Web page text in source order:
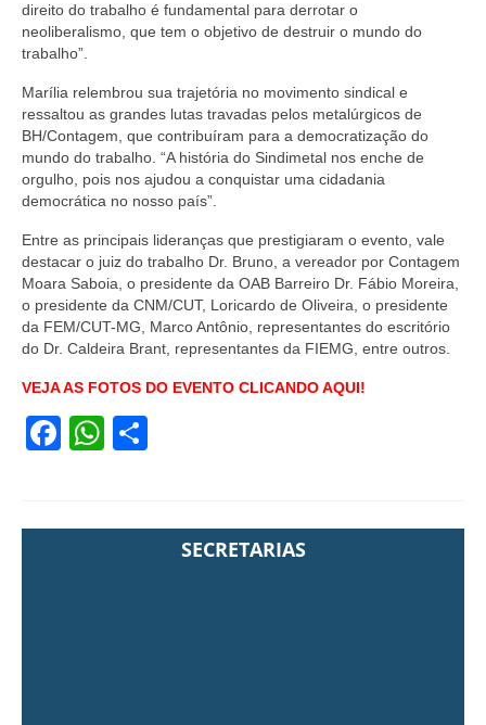
direito do trabalho é fundamental para derrotar o
neoliberalismo, que tem o objetivo de destruir o mundo do
trabalho”.
Marília relembrou sua trajetória no movimento sindical e
ressaltou as grandes lutas travadas pelos metalúrgicos de
BH/Contagem, que contribuíram para a democratização do
mundo do trabalho. “A história do Sindimetal nos enche de
orgulho, pois nos ajudou a conquistar uma cidadania
democrática no nosso país”.
Entre as principais lideranças que prestigiaram o evento, vale
destacar o juiz do trabalho Dr. Bruno, a vereador por Contagem
Moara Saboia, o presidente da OAB Barreiro Dr. Fábio Moreira,
o presidente da CNM/CUT, Loricardo de Oliveira, o presidente
da FEM/CUT-MG, Marco Antônio, representantes do escritório
do Dr. Caldeira Brant, representantes da FIEMG, entre outros.
VEJA AS FOTOS DO EVENTO CLICANDO AQUI!
Facebook
WhatsApp
SECRETARIAS